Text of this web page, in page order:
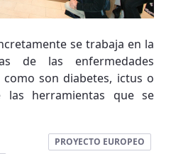
se trabaja en la
de las enfermedades
son diabetes, ictus o
las herramientas que se
PROYECTO EUROPEO